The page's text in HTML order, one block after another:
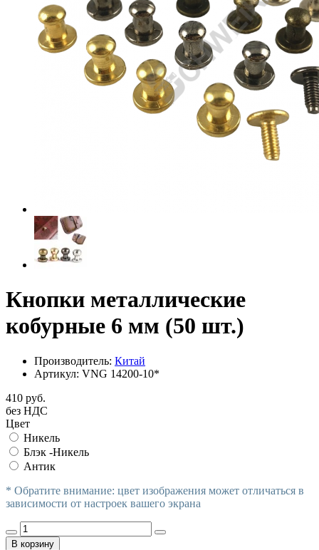
Кнопки металлические
кобурные 6 мм (50 шт.)
Производитель: Китай
Артикул: VNG 14200-10*
410 руб.
без НДС
Цвет
Никель
Блэк -Никель
Антик
* Обратите внимание: цвет изображения может отличаться в
зависимости от настроек вашего экрана
В корзину